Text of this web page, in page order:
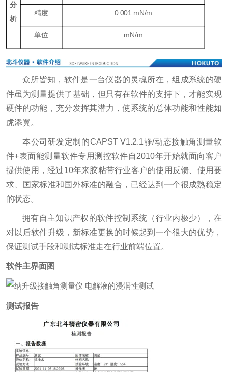
分
析
精度 0.001 mN/m
单位 mN/m
众所皆知，软件是一台仪器的灵魂所在，组成系统的硬
件虽为测量提供了基础，但只有在软件的支持下，才能实现
硬件的功能，充分发挥其潜力，使系统的总体功能和性能如
虎添翼。
本公司研发定制的CAPST V1.2.1静/动态接触角测量软
件+表面能测量软件专用测控软件自2010年开始就面向客户
提供使用，经过10年来胶粘带行业客户的使用反馈、使用要
求、国家标准和国外标准的融合，已经达到一个很成熟稳定
的状态。
拥有自主知识产权的软件控制系统（行业内极少），在
对以后软件升级，新标准更换的时候起到一个很大的优势，
保证测试手段和测试标准走在行业前端位置。
软件主界面图
测试报告